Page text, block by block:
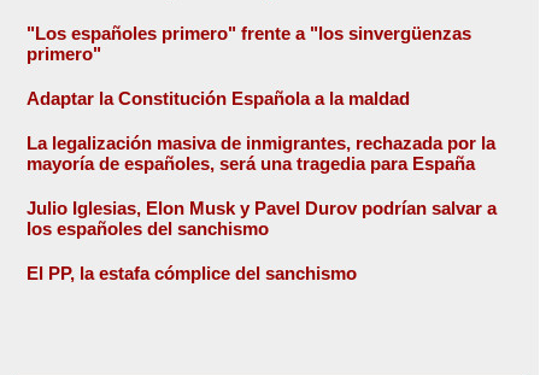
"Los españoles primero" frente a "los sinvergüenzas
primero"
Adaptar la Constitución Española a la maldad
La legalización masiva de inmigrantes, rechazada por la
mayoría de españoles, será una tragedia para España
Julio Iglesias, Elon Musk y Pavel Durov podrían salvar a
los españoles del sanchismo
El PP, la estafa cómplice del sanchismo